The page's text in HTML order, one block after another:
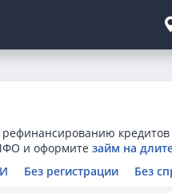
C овердрафтом
На пополнение
Бесплатные
еКапуста
Купи не копи
кредитов
и оформите займ на
Без регистрации Без